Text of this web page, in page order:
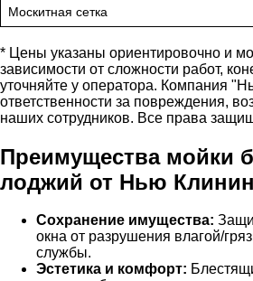
Москитная сетка
* Цены указаны ориентировочно и
зависимости от сложности работ,
уточняйте у оператора. Компания
ответственности за повреждения,
наших сотрудников. Все права
Преимущества мойки
лоджий от Нью
Сохранение имущества:
окна от разрушения влагой/
службы.
Эстетика и комфорт: